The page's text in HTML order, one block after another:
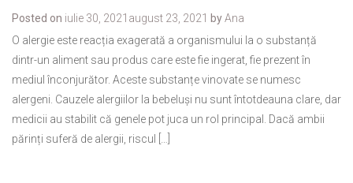
Posted on iulie 30, 2021 august 23, 2021 byAna
O alergie este reacția exagerată a organismului la o substanță
dintr-un aliment sau produs care este fie ingerat, fie prezent în
mediul înconjurător. Aceste substanțe vinovate se numesc
alergeni. Cauzele alergiilor la bebeluși nu sunt întotdeauna clare, dar
medicii au stabilit că genele pot juca un rol principal. Dacă ambii
părinți suferă de alergii, riscul […]